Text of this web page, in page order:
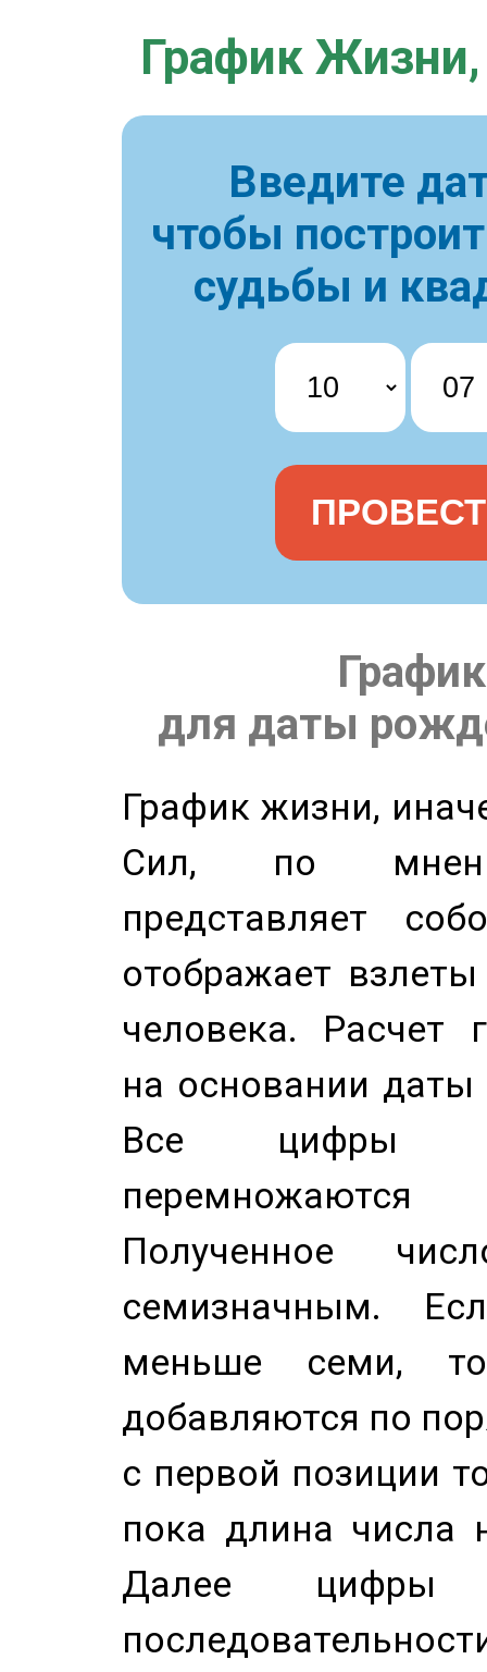
График Жизни,
Введите
чтобы
судьбы и
для даты
График жизни,
Сил, по
представляет
отображает
человека. Расчет
на основании
Все цифры
Полученное
семизначным.
меньше семи,
добавляются по
с первой позиции
пока длина числа
Далее цифры